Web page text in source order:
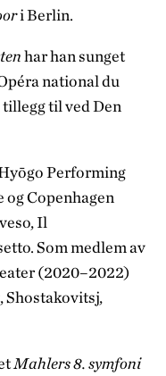
i Berlin.
har han sunget
national du
til ved Den
Performing
og Copenhagen
Il
Som medlem av
(2020–2022)
Shostakovitsj,
Mahlers 8. symfoni